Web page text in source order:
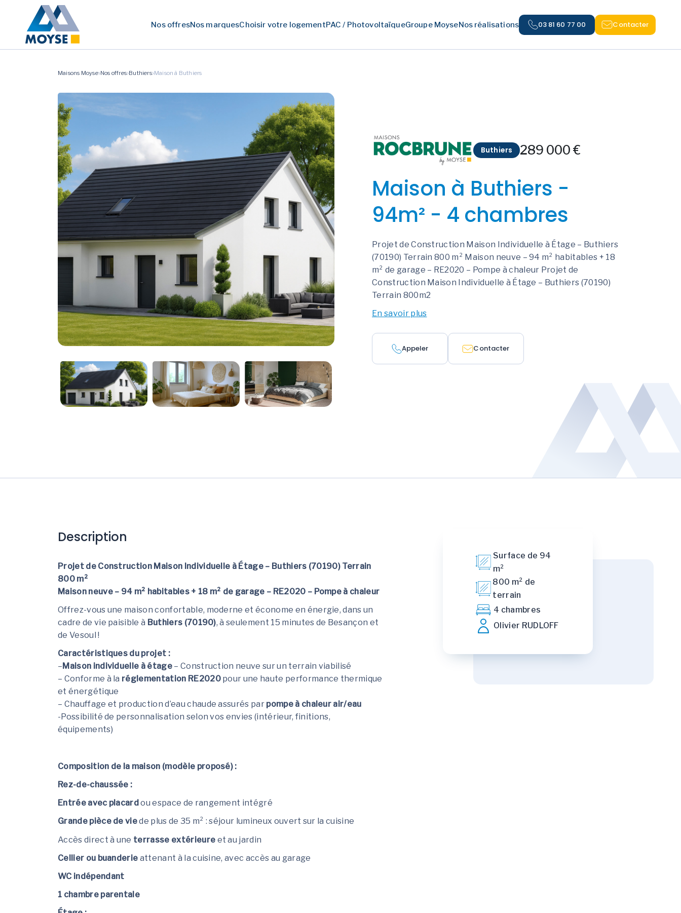
Nos offresNos marquesChoisir votre logementPAC / PhotovoltaïqueGroupe MoyseNos réalisations 03 81 60 77 00 Contacter
Maisons Moyse Nos offres Buthiers Maison à Buthiers
Buthiers 289 000 €
Maison à Buthiers -
94m² - 4 chambres
Projet de Construction Maison Individuelle à Étage – Buthiers
(70190) Terrain 800 m² Maison neuve – 94 m² habitables + 18
m² de garage – RE2020 – Pompe à chaleur Projet de
Construction Maison Individuelle à Étage – Buthiers (70190)
Terrain 800m2
En savoir plus
Appeler Contacter
Description
Projet de Construction Maison Individuelle à Étage – Buthiers (70190) Terrain
800 m²
Maison neuve – 94 m² habitables + 18 m² de garage – RE2020 – Pompe à chaleur
Offrez-vous une maison confortable, moderne et économe en énergie, dans un
cadre de vie paisible à Buthiers (70190), à seulement 15 minutes de Besançon et
de Vesoul !
Caractéristiques du projet :
– Maison individuelle à étage– Construction neuve sur un terrain viabilisé
– Conforme à la réglementation RE2020pour une haute performance thermique
et énergétique
– Chauffage et production d’eau chaude assurés par pompe à chaleur air/eau
-Possibilité de personnalisation selon vos envies (intérieur, finitions,
équipements)
Composition de la maison (modèle proposé) :
Rez-de-chaussée :
Entrée avec placardou espace de rangement intégré
Grande pièce de viede plus de 35 m² : séjour lumineux ouvert sur la cuisine
Accès direct à une terrasse extérieure et au jardin
Cellier ou buanderie attenant à la cuisine, avec accès au garage
WC indépendant
1 chambre parentale
Surface de 94
m²
800 m² de
terrain
4 chambres
Olivier RUDLOFF